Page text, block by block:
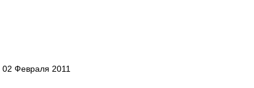
02 Февраля 2011